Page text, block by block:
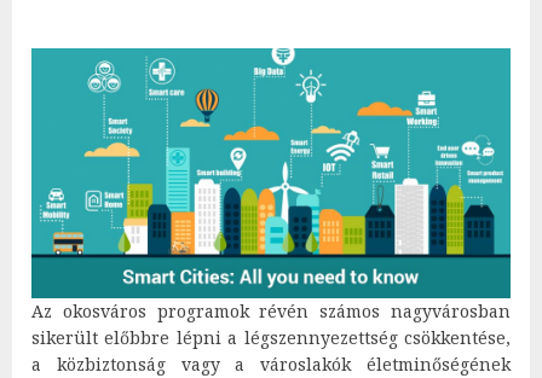
Az okosváros programok révén számos nagyvárosban
sikerült előbbre lépni a légszennyezettség csökkentése,
a közbiztonság vagy a városlakók életminőségének